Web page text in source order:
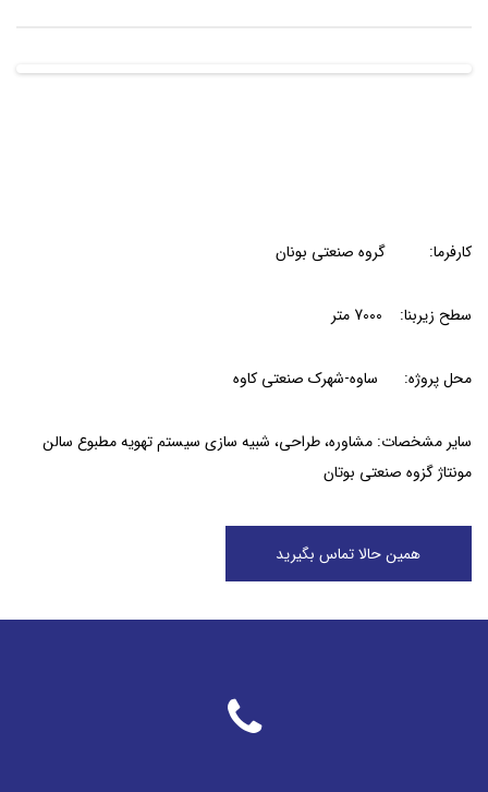
کارفرما: گروه صنعتی بونان
سطح زیربنا: 7000 متر
محل پروژه: ساوه-شهرک صنعتی کاوه
سایر مشخصات: مشاوره، طراحی، شبیه سازی سیستم تهویه مطبوع سالن
مونتاژ گزوه صنعتی بوتان
همین حالا تماس بگیرید